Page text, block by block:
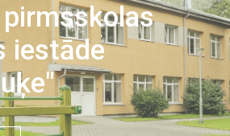
iestāde